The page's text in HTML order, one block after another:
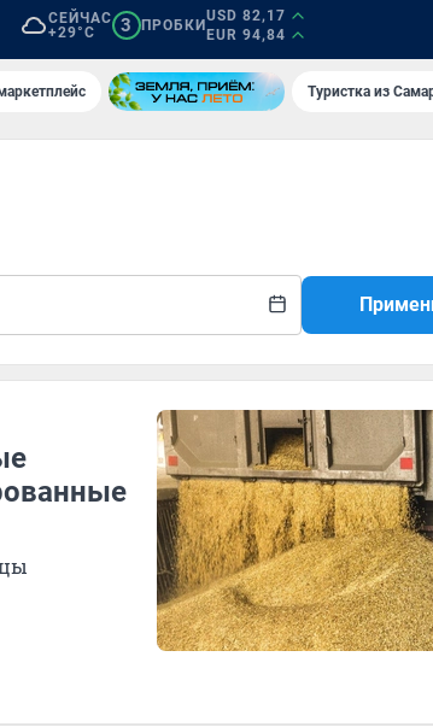
СЕЙЧАС
+29°C
3 ПРОБКИ
USD 82,17
EUR 94,84
Туристка из